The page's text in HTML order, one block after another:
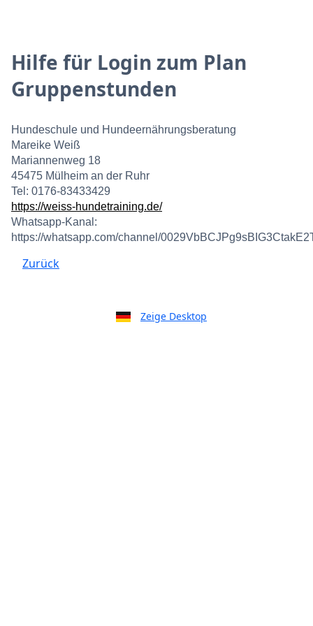
Hilfe für Login zum Plan
Gruppenstunden
Hundeschule und Hundeernährungsberatung
Mareike Weiß
Mariannenweg 18
45475 Mülheim an der Ruhr
Tel: 0176-83433429
https://weiss-hundetraining.de/
Whatsapp-Kanal:
https://whatsapp.com/channel/
Zurück
Zeige Desktop